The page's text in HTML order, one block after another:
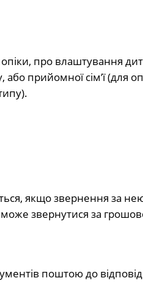
про влаштування
прийомної сім’ї (для
якщо звернення за
звернутися за
поштою до